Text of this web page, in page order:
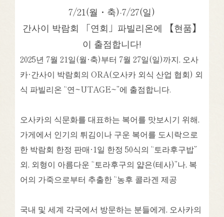
7/21(월・축)-7/27(일)
간사이 박람회 「연회」파빌리온에 【현품】
이 출점합니다!
2025년 7월 21일(월·축)부터 7월 27일(일)까지, 오사
카·간사이 박람회의 ORA(오사카 외식 산업 협회) 외
식 파빌리온 “연~UTAGE~”에 출점합니다.
오사카의 식문화를 대표하는 복어를 맛보시기 위해,
가게에서 인기의 튀김이나 구운 복어를 도시락으로
한 박람회 한정 판매·1일 한정 50식의 “토라후구밥”
외, 외형이 아름다운 “토라후구의 얇은(테사)”나, 복
어의 가죽으로부터 추출한 “농후 콜라겐 제공
국내 및 세계 각국에서 방문하는 분들에게, 오사카의